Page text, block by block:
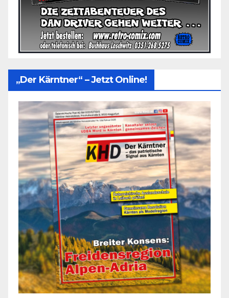
„Der Kärntner“ – Jetzt Online!